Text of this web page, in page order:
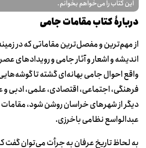
این کتاب را می‌خواهم بخوانم.
دربارۀ کتاب مقامات جامی
از مهم‌ترین و مفصل‌ترین مقاماتی که در
اندیشه و اشعار و آثار جامی و رویدادهای
واقع احوال جامی بهانه‌ای گشته تا
فرهنگی، اجتماعی، اقتصادی، علمی، ادبی
دیگر از شهرهای خراسان روشن شود،
عبدالواسع نظامی باخرزی.
به لحاظ تاریخ عرفان به جرأت می‌توان گفت